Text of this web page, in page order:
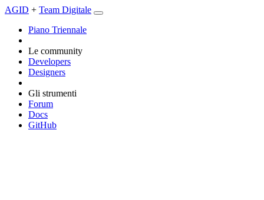
AGID + Team Digitale
Piano Triennale
Le community
Developers
Designers
Gli strumenti
Forum
Docs
GitHub